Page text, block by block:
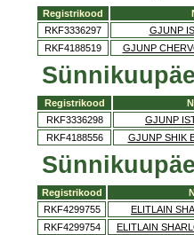
Registrikood
RKF3336297
GJUNP
RKF4188519
GJUNP
Registrikood
RKF3336298
GJUNP
RKF4188556
GJUNP SHIK
Registrikood
RKF4299755
ELITLAIN
RKF4299754
ELITLAIN